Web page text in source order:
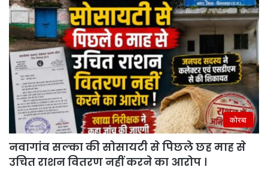
कोरबा
नवागांव सल्का की सोसायटी से पिछले छह माह से
उचित राशन वितरण नहीं करने का आरोप ।